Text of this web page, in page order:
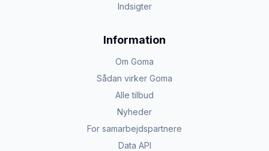
Indsigter
Information
Om Goma
Sådan virker Goma
Alle tilbud
Nyheder
For samarbejdspartnere
Data API